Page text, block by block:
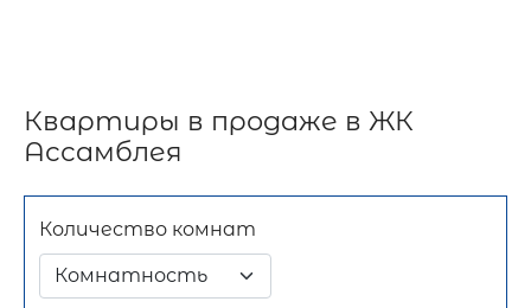
Квартиры в продаже в ЖК
Ассамблея
Количество комнат
Комнатность